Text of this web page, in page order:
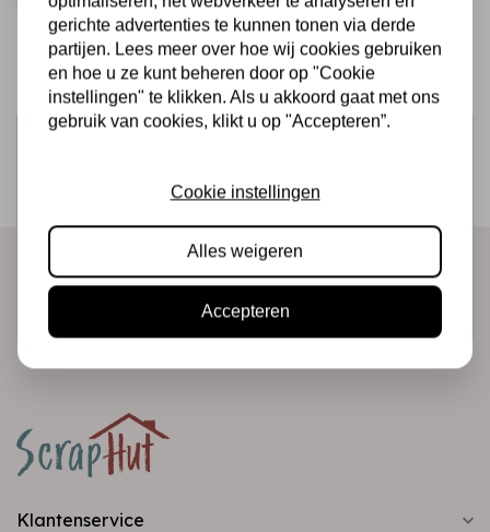
direct in je mailbox!
Klantenservice
gerichte advertenties te kunnen tonen via derde
partijen. Lees meer over hoe wij cookies gebruiken
en hoe u ze kunt beheren door op "Cookie
instellingen" te klikken. Als u akkoord gaat met ons
gebruik van cookies, klikt u op "Accepteren”.
Cookie instellingen
Alles weigeren
Accepteren